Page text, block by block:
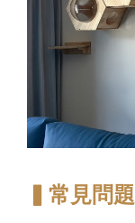
▍常見問題